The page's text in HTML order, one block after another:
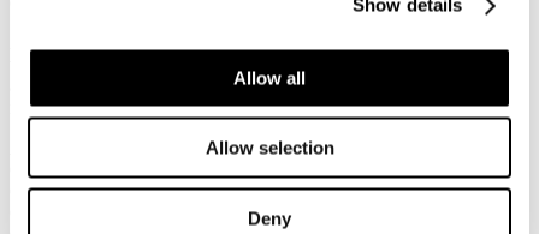
Show details
Allow all
Allow selection
Deny
anche la nostra proposta di provvedere con urgenza intervenendo
nel disegno di legge di conversione del decreto sulle crisi aziendali.
FEDERAZIONE CARTA E GRAFICA
CONFINDUSTRIA, CIRCULAR ECONOMY NETWORK,
CNA, FISEUNICIRCULAR, FISE ASSOAMBIENTE,
CONFEDERAZIONE ITALIANA AGRICOLTORI,